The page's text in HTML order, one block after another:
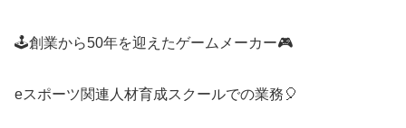
🕹️創業から50年を迎えたゲームメーカー🎮️
eスポーツ関連人材育成スクールでの業務🎈